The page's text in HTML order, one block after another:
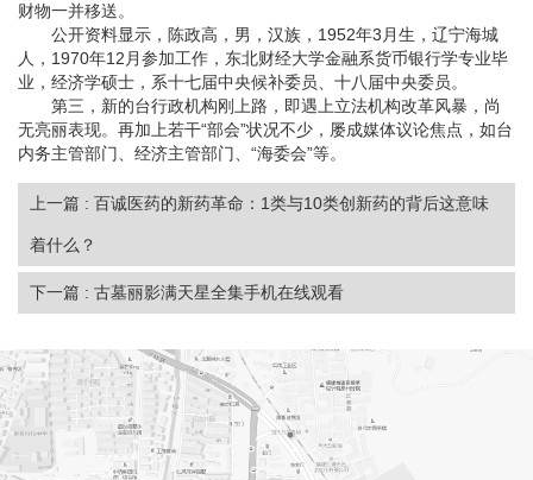
财物一并移送。
公开资料显示，陈政高，男，汉族，1952年3月生，辽宁海城
人，1970年12月参加工作，东北财经大学金融系货币银行学专业毕
业，经济学硕士，系十七届中央候补委员、十八届中央委员。
第三，新的台行政机构刚上路，即遇上立法机构改革风暴，尚
无亮丽表现。再加上若干“部会”状况不少，屡成媒体议论焦点，如台
内务主管部门、经济主管部门、“海委会”等。
上一篇 : 百诚医药的新药革命：1类与10类创新药的背后这意味
着什么？
下一篇 : 古墓丽影满天星全集手机在线观看